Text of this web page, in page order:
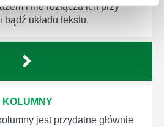
i nie rozłącza ich przy
układu tekstu.
KOLUMNY
jest przydatne głównie